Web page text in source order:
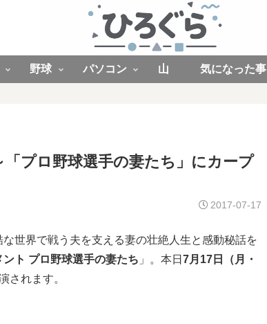
野球 パソコン 山 気になった事
プロ野球選手の妻たち」にカープ
2017-07-17
世界で戦う夫を支える妻の壮絶人生と感動秘話を
ト プロ野球選手の妻たち 」。本日 7月17日（月・
されます。